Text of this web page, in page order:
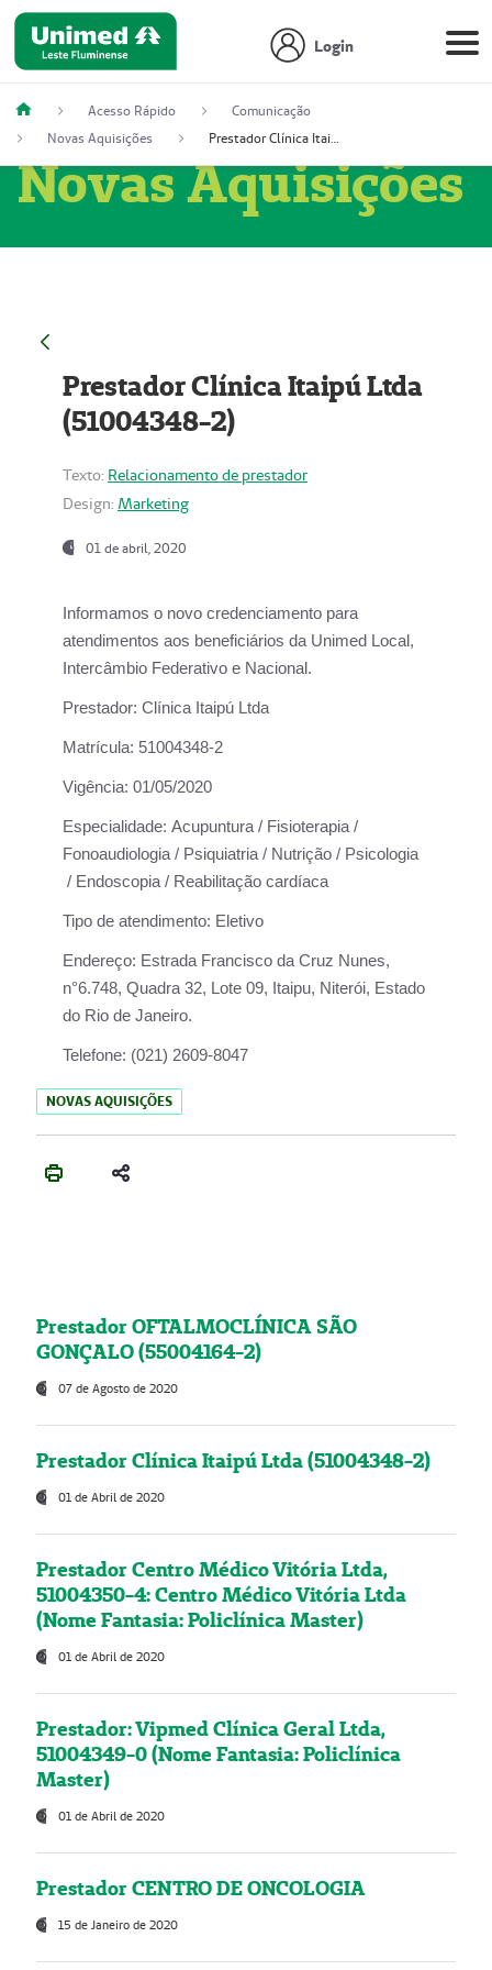
Login
Acesso Rápido
Comunicação
Novas Aquisições
Prestador Clínica Itaipú Ltda (51004348-2)
Novas Aquisições
Prestador Clínica Itaipú Ltda
(51004348-2)
Texto: Relacionamento de prestador
Design: Marketing
01 de abril, 2020
Informamos o novo credenciamento para
atendimentos aos beneficiários da Unimed Local,
Intercâmbio Federativo e Nacional.
Prestador: Clínica Itaipú Ltda
Matrícula: 51004348-2
Vigência: 01/05/2020
Especialidade: Acupuntura / Fisioterapia /
Fonoaudiologia / Psiquiatria / Nutrição / Psicologia
/ Endoscopia / Reabilitação cardíaca
Tipo de atendimento: Eletivo
Endereço: Estrada Francisco da Cruz Nunes,
n°6.748, Quadra 32, Lote 09, Itaipu, Niterói, Estado
do Rio de Janeiro.
Telefone: (021) 2609-8047
NOVAS AQUISIÇÕES
Prestador OFTALMOCLÍNICA SÃO
GONÇALO (55004164-2)
07 de Agosto de 2020
Prestador Clínica Itaipú Ltda (51004348-2)
01 de Abril de 2020
Prestador Centro Médico Vitória Ltda,
51004350-4: Centro Médico Vitória Ltda
(Nome Fantasia: Policlínica Master)
01 de Abril de 2020
Prestador: Vipmed Clínica Geral Ltda,
51004349-0 (Nome Fantasia: Policlínica
Master)
01 de Abril de 2020
Prestador CENTRO DE ONCOLOGIA
15 de Janeiro de 2020